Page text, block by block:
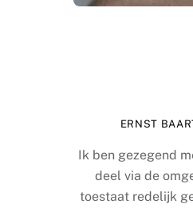
ERNST
Ik ben gezegend
deel via de
toestaat redelijk